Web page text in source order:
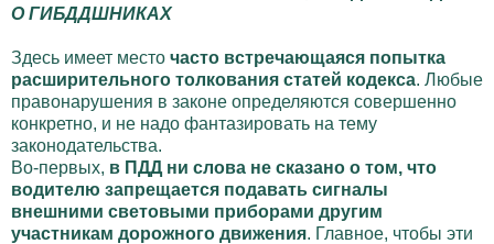
О ГИБДДШНИКАХ
Здесь имеет место часто встречающаяся попытка
расширительного толкования статей кодекса. Любые
правонарушения в законе определяются совершенно
конкретно, и не надо фантазировать на тему
законодательства.
Во-первых, в ПДД ни слова не сказано о том, что
водителю запрещается подавать сигналы
внешними световыми приборами другим
участникам дорожного движения. Главное, чтобы эти